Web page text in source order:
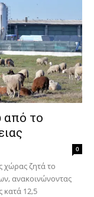
από το
0
χώρας ζητά το
ανακοινώνοντας
κατά 12,5